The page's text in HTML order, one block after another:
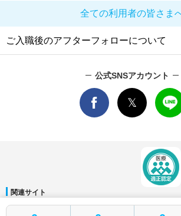
全ての利用者の皆さま
ご入職後のアフターフォローについて
公式SNSアカウント
関連サイト
マイナビDOCTOR│マイナビ看護師│マイナビ薬剤師│マイ